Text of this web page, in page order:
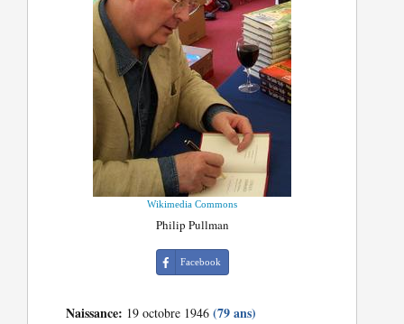
Wikimedia Commons
Philip Pullman
Facebook
Naissance: 19 octobre 1946(79 ans)